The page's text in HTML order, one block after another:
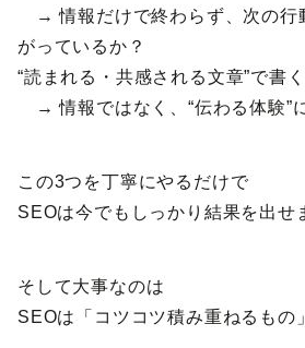
→ 情報だけで終わらず、次の行
がっているか？
“読まれる・共感される文章”で書
→ 情報ではなく、“伝わる体験”
この3つを丁寧にやるだけで
SEOは今でもしっかり結果を出せ
そして大事なのは
SEOは「コツコツ積み重ねるもの